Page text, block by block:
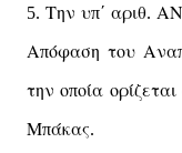
5. Την υπ΄ αριθ. ΑΝ
Απόφαση του Ανα
την οποία ορίζεται
Μπάκας.